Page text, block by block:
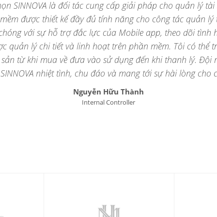
SINNOVA là đối tác cung cấp giải pháp cho quản lý
được thiết kế đầy đủ tính năng cho công tác quản lý
với sự hỗ trợ đắc lực của Mobile app, theo dõi tình
quản lý chi tiết và linh hoạt trên phần mềm. Tôi có thể
từ khi mua về đưa vào sử dụng đến khi thanh lý. Đội
nhiệt tình, chu đáo và mang tới sự hài lòng cho
Nguyễn Hữu Thành
Internal Controller